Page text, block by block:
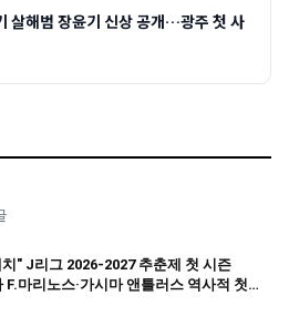
살해범 장윤기 신상 공개…광주 첫 사
" J리그 2026-2027 추춘제 첫 시즌
마리노스·가시마 앤틀러스 역사적 첫